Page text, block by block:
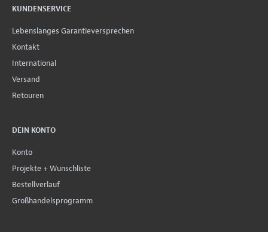
KUNDENSERVICE
Lebenslanges Garantieversprechen
Kontakt
International
Versand
Retouren
DEIN KONTO
Konto
Projekte + Wunschliste
Bestellverlauf
Großhandelsprogramm